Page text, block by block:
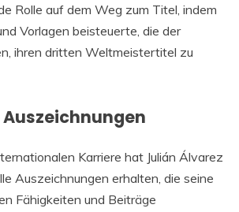
Rolle auf dem Weg zum Titel, indem
Vorlagen beisteuerte, die der
ihren dritten Weltmeistertitel zu
Karriere hat Julián Álvarez
Auszeichnungen erhalten, die seine
Fähigkeiten und Beiträge